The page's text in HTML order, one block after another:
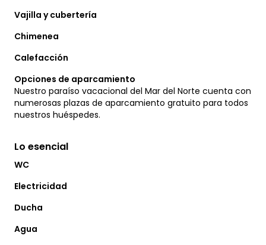
Vajilla y cubertería
Chimenea
Calefacción
Opciones de aparcamiento
Nuestro paraíso vacacional del Mar del Norte cuenta con
numerosas plazas de aparcamiento gratuito para todos
nuestros huéspedes.
Lo esencial
WC
Electricidad
Ducha
Agua